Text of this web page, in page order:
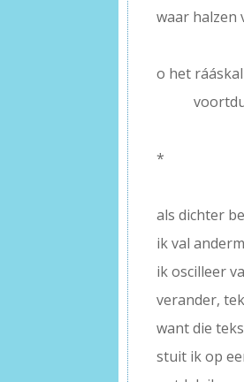
waar halzen
o het
*
als dichter
ik val
ik oscilleer
verander,
want die
stuit ik op